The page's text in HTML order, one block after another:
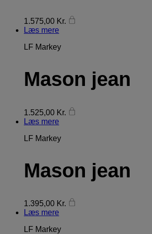
1.575,00 Kr.
Læs mere
LF Markey
Mason jean
1.525,00 Kr.
Læs mere
LF Markey
Mason jean
1.395,00 Kr.
Læs mere
LF Markey